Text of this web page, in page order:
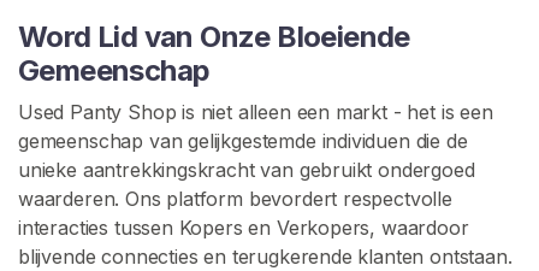
Word Lid van Onze Bloeiende
Gemeenschap
Used Panty Shop is niet alleen een markt - het is een
gemeenschap van gelijkgestemde individuen die de
unieke aantrekkingskracht van gebruikt ondergoed
waarderen. Ons platform bevordert respectvolle
interacties tussen Kopers en Verkopers, waardoor
blijvende connecties en terugkerende klanten ontstaan.
n
i
n